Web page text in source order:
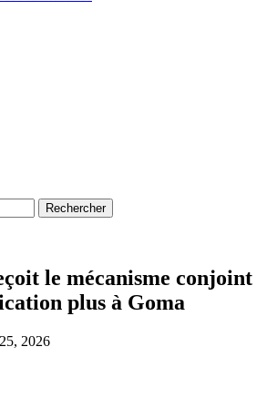
le mécanisme conjoint
plus à Goma
2026